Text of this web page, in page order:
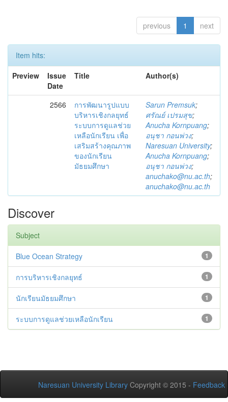
previous 1 next
Item hits:
Preview
Issue
Date
Title Author(s)
2566
การพัฒนารูปแบบ
บริหารเชิงกลยุทธ์
ระบบการดูแลช่วย
เหลือนักเรียน เพื่อ
เสริมสร้างคุณภาพ
ของนักเรียน
มัธยมศึกษา
Sarun Premsuk;
ศรัณย์ เปรมสุข;
Anucha Kornpuang;
อนุชา กอนพ่วง;
Naresuan University;
Anucha Kornpuang;
อนุชา กอนพ่วง;
anuchako@nu.ac.th;
anuchako@nu.ac.th
Discover
Subject
1
Blue Ocean Strategy
1
การบริหารเชิงกลยุทธ์
1
นักเรียนมัธยมศึกษา
1
ระบบการดูแลช่วยเหลือนักเรียน
Naresuan University Library Copyright © 2015 - Feedback